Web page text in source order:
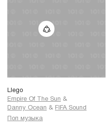
Llego
Empire Of The Sun &
Danny Ocean & FIFA Sound
Поп музыка